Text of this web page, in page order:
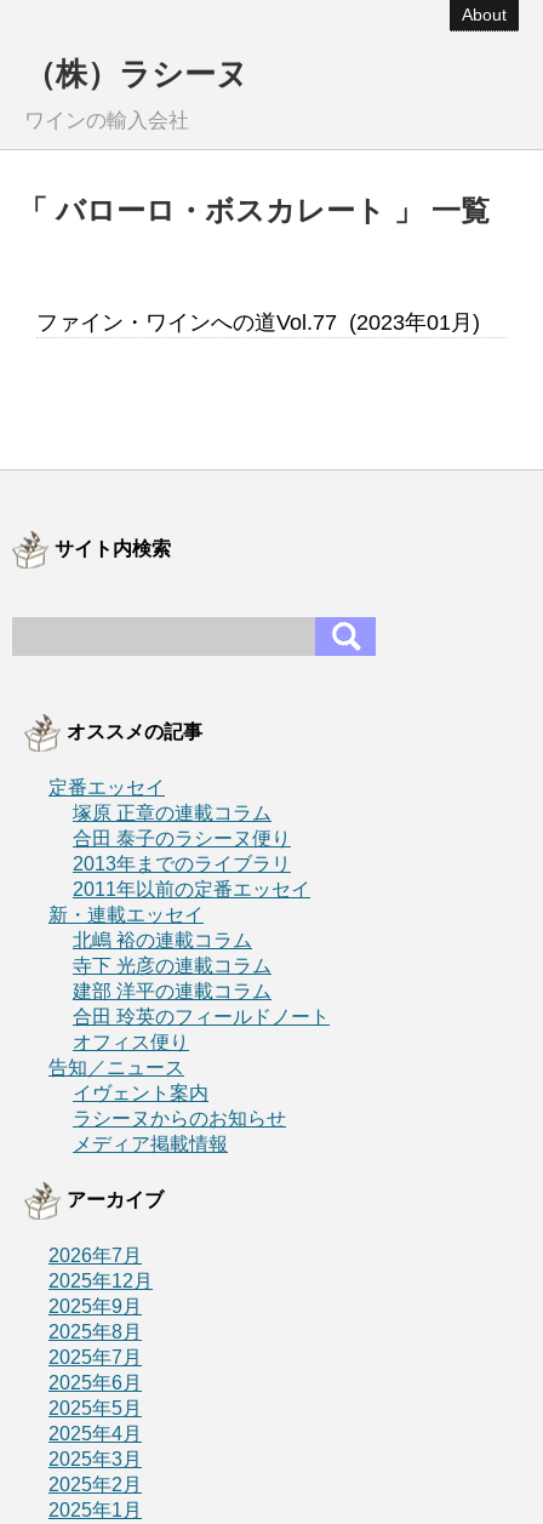
About
（株）ラシーヌ
ワインの輸入会社
「 バローロ・ボスカレート 」 一覧
ファイン・ワインへの道Vol.77 (2023年01月)
サイト内検索
オススメの記事
定番エッセイ
塚原 正章の連載コラム
合田 泰子のラシーヌ便り
2013年までのライブラリ
2011年以前の定番エッセイ
新・連載エッセイ
北嶋 裕の連載コラム
寺下 光彦の連載コラム
建部 洋平の連載コラム
合田 玲英のフィールドノート
オフィス便り
告知／ニュース
イヴェント案内
ラシーヌからのお知らせ
メディア掲載情報
アーカイブ
2026年7月
2025年12月
2025年9月
2025年8月
2025年7月
2025年6月
2025年5月
2025年4月
2025年3月
2025年2月
2025年1月